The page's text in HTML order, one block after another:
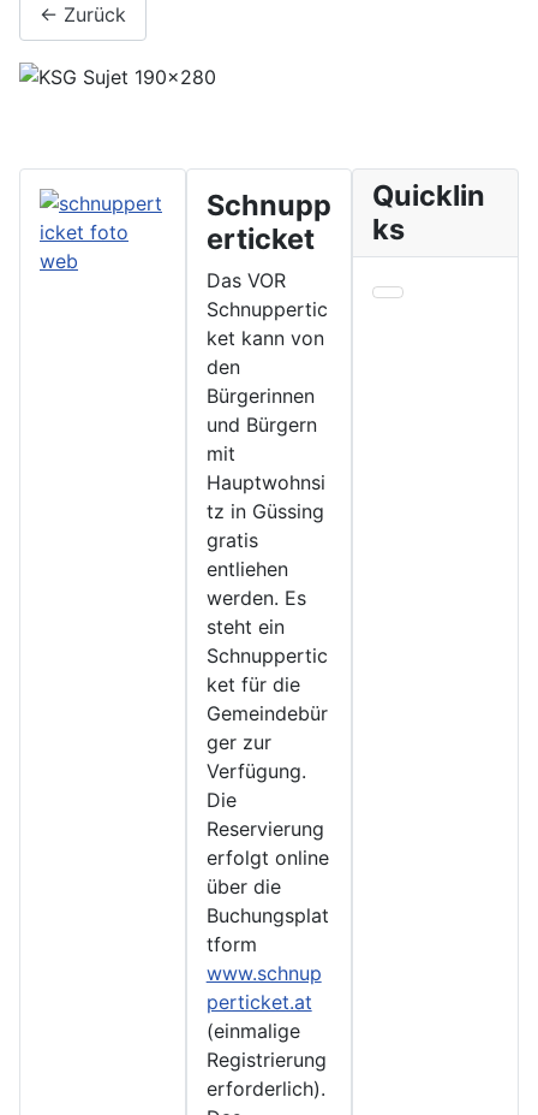
← Zurück
Schnupp
erticket
Das VOR
Schnuppertic
ket kann von
den
Bürgerinnen
und Bürgern
mit
Hauptwohnsi
tz in Güssing
gratis
entliehen
werden. Es
steht ein
Schnuppertic
ket für die
Gemeindebür
ger zur
Verfügung.
Die
Reservierung
erfolgt online
über die
Buchungsplat
tform
www.schnup
perticket.at
(einmalige
Registrierung
erforderlich).
Quicklin
ks